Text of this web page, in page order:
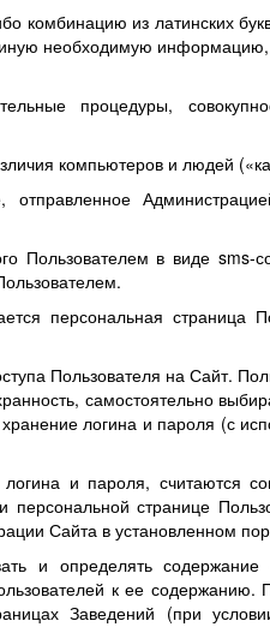
комбинацию из латинских
иную необходимую
процедуры,
компьютеров и людей
отправленное
Пользователем в виде sms-
персональная страница
Пользователя на Сайт.
самостоятельно
логина и пароля (с
и пароля, считаются
странице
Сайта в установленном
и определять содержание
к ее содержанию.
Заведений (при